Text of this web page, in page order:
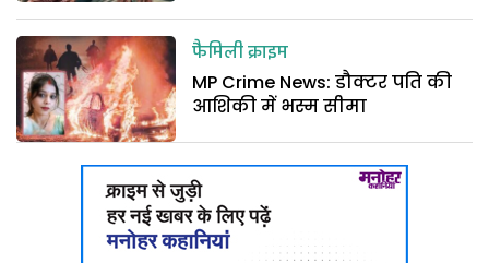
फैमिली क्राइम
MP Crime News: डौक्टर पति की
आशिकी में भस्म सीमा